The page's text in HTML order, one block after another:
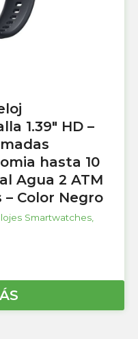
1.39″ HD –
hasta 10
Agua 2 ATM
– Color Negro
Smartwatches,